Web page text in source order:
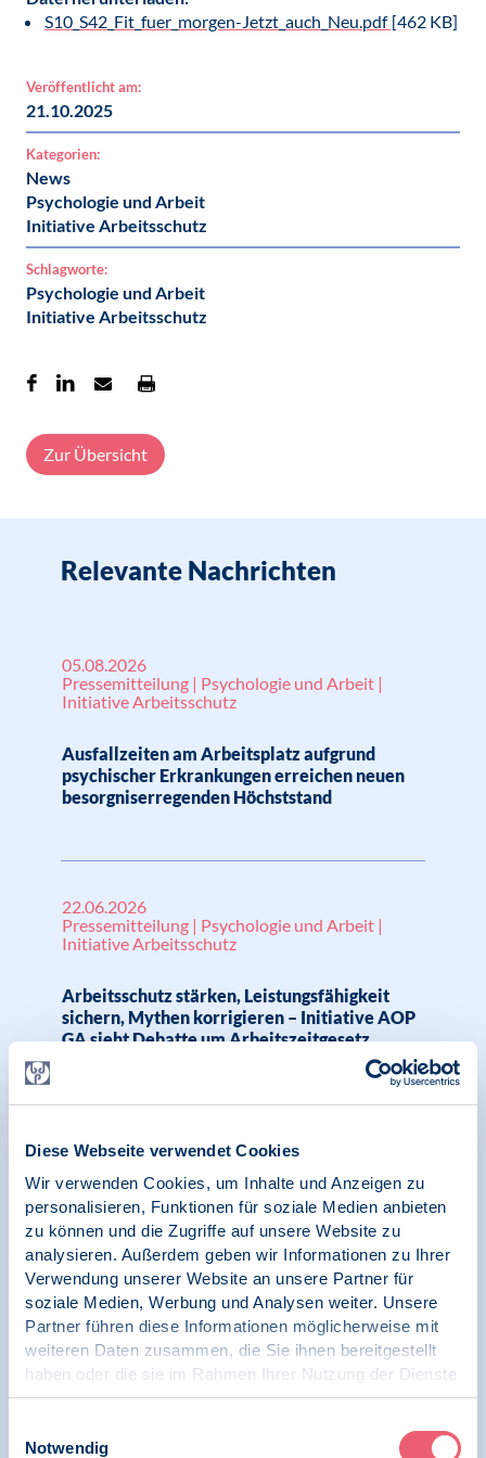
Diese Webseite verwendet Cookies
Wir verwenden Cookies, um Inhalte und Anzeigen zu
personalisieren, Funktionen für soziale Medien anbieten
zu können und die Zugriffe auf unsere Website zu
analysieren. Außerdem geben wir Informationen zu Ihrer
Verwendung unserer Website an unsere Partner für
soziale Medien, Werbung und Analysen weiter. Unsere
Partner führen diese Informationen möglicherweise mit
weiteren Daten zusammen, die Sie ihnen bereitgestellt
haben oder die sie im Rahmen Ihrer Nutzung der Dienste
gesammelt haben.
Notwendig
S10_S42_Fit_fuer_morgen-Jetzt_auch_Neu.pdf [462 KB]
Veröffentlicht am:
21.10.2025
Kategorien:
News
Psychologie und Arbeit
Initiative Arbeitsschutz
Schlagworte:
Psychologie und Arbeit
Initiative Arbeitsschutz
Zur Übersicht
Relevante Nachrichten
05.08.2026
Pressemitteilung | Psychologie und Arbeit |
Initiative Arbeitsschutz
Ausfallzeiten am Arbeitsplatz aufgrund
psychischer Erkrankungen erreichen neuen
besorgniserregenden Höchststand
22.06.2026
Pressemitteilung | Psychologie und Arbeit |
Initiative Arbeitsschutz
Arbeitsschutz stärken, Leistungsfähigkeit
sichern, Mythen korrigieren – Initiative AOP
GA sieht Debatte um Arbeitszeitgesetz
Pressemitteilung | Psychologie und Arbeit |
Initiative Arbeitsschutz
Zwischen Gesetz und Realität: Wie mit der
Gefährdungsbeurteilung Psyche die
Gestaltung gesunder Arbeitsbedingungen
gelingt?
Pressemitteilung | Psychologie und Arbeit